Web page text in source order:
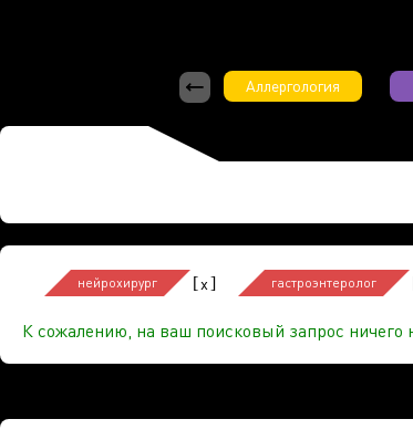
Аллергология
нейрохирург [x] гастроэнтеролог
К сожалению, на ваш поисковый запрос ничего